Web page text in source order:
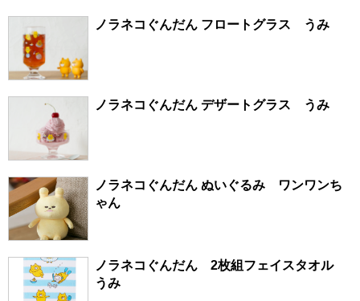
ノラネコぐんだん フロートグラス うみ
ノラネコぐんだん デザートグラス うみ
ノラネコぐんだん ぬいぐるみ ワンワンち
ゃん
ノラネコぐんだん 2枚組フェイスタオル
うみ